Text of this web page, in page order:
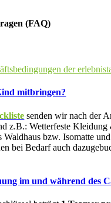
(FAQ)
der
mitbringen?
senden wir nach der
z.B.: Wetterfeste Kleidung
Waldhaus bzw. Isomatte
bei Bedarf auch
im und während des